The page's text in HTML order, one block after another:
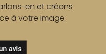
en et créons
à votre image.
avis